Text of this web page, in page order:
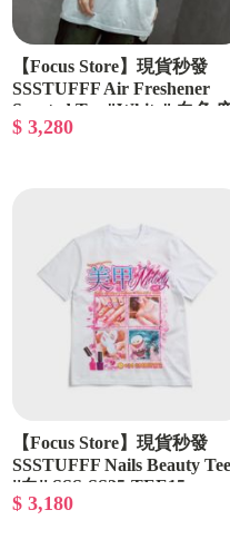
【Focus Store】現貨秒發
SSSTUFFF Air Freshener
Scented Tee "White" 白色
濾短T
$ 3,280
【Focus Store】現貨秒發
SSSTUFFF Nails Beauty Tee
''白'' SSS-SS25-TEE15
$ 3,180